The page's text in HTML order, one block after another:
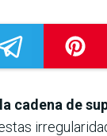
cadena de